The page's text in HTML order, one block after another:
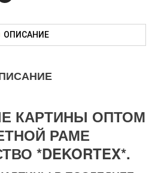
ОПИСАНИЕ
КАРТИНЫ ОПТОМ
РАМЕ
*DEKORTEX*.